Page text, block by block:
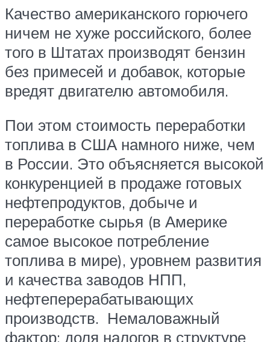
Качество американского горючего
ничем не хуже российского, более
того в Штатах производят бензин
без примесей и добавок, которые
вредят двигателю автомобиля.
Пои этом стоимость переработки
топлива в США намного ниже, чем
в России. Это объясняется высокой
конкуренцией в продаже готовых
нефтепродуктов, добыче и
переработке сырья (в Америке
самое высокое потребление
топлива в мире), уровнем развития
и качества заводов НПП,
нефтеперерабатывающих
производств. Немаловажный
фактор: доля налогов в структуре